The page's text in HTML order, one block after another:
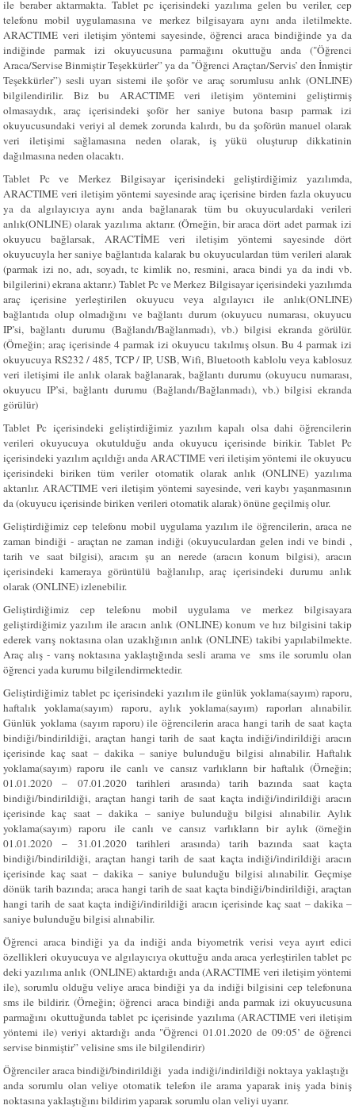
ile beraber aktarmakta. Tablet pc içerisindeki yazılıma gelen bu veriler, cep
telefonu mobil uygulamasına ve merkez bilgisayara aynı anda iletilmekte.
ARACTIME veri iletişim yöntemi sayesinde, öğrenci araca bindiğinde ya da
indiğinde parmak izi okuyucusuna parmağını okuttuğu anda ("Öğrenci
Araca/Servise Binmiştir Teşekkürler” ya da "Öğrenci Araçtan/Servis’ den İnmiştir
Teşekkürler”) sesli uyarı sistemi ile şoför ve araç sorumlusu anlık (ONLINE)
bilgilendirilir. Biz bu ARACTIME veri iletişim yöntemini geliştirmiş
olmasaydık, araç içerisindeki şoför her saniye butona basıp parmak izi
okuyucusundaki veriyi al demek zorunda kalırdı, bu da şoförün manuel olarak
veri iletişimi sağlamasına neden olarak, iş yükü oluşturup dikkatinin
dağılmasına neden olacaktı.
Tablet Pc ve Merkez Bilgisayar içerisindeki geliştirdiğimiz yazılımda,
ARACTIME veri iletişim yöntemi sayesinde araç içerisine birden fazla okuyucu
ya da algılayıcıya aynı anda bağlanarak tüm bu okuyuculardaki verileri
anlık(ONLINE) olarak yazılıma aktarır. (Örneğin, bir araca dört adet parmak izi
okuyucu bağlarsak, ARACTİME veri iletişim yöntemi sayesinde dört
okuyucuyla her saniye bağlantıda kalarak bu okuyuculardan tüm verileri alarak
(parmak izi no, adı, soyadı, tc kimlik no, resmini, araca bindi ya da indi vb.
bilgilerini) ekrana aktarır.) Tablet Pc ve Merkez Bilgisayar içerisindeki yazılımda
araç içerisine yerleştirilen okuyucu veya algılayıcı ile anlık(ONLINE)
bağlantıda olup olmadığını ve bağlantı durum (okuyucu numarası, okuyucu
IP’si, bağlantı durumu (Bağlandı/Bağlanmadı), vb.) bilgisi ekranda görülür.
(Örneğin; araç içerisinde 4 parmak izi okuyucu takılmış olsun. Bu 4 parmak izi
okuyucuya RS232 / 485, TCP / IP, USB, Wifi, Bluetooth kablolu veya kablosuz
veri iletişimi ile anlık olarak bağlanarak, bağlantı durumu (okuyucu numarası,
okuyucu IP’si, bağlantı durumu (Bağlandı/Bağlanmadı), vb.) bilgisi ekranda
görülür)
Tablet Pc içerisindeki geliştirdiğimiz yazılım kapalı olsa dahi öğrencilerin
verileri okuyucuya okutulduğu anda okuyucu içerisinde birikir. Tablet Pc
içerisindeki yazılım açıldığı anda ARACTIME veri iletişim yöntemi ile okuyucu
içerisindeki biriken tüm veriler otomatik olarak anlık (ONLINE) yazılıma
aktarılır. ARACTIME veri iletişim yöntemi sayesinde, veri kaybı yaşanmasının
da (okuyucu içerisinde biriken verileri otomatik alarak) önüne geçilmiş olur.
Geliştirdiğimiz cep telefonu mobil uygulama yazılım ile öğrencilerin, araca ne
zaman bindiği - araçtan ne zaman indiği (okuyuculardan gelen indi ve bindi ,
tarih ve saat bilgisi), aracım şu an nerede (aracın konum bilgisi), aracın
içerisindeki kameraya görüntülü bağlanılıp, araç içerisindeki durumu anlık
olarak (ONLINE) izlenebilir.
Geliştirdiğimiz cep telefonu mobil uygulama ve merkez bilgisayara
geliştirdiğimiz yazılım ile aracın anlık (ONLINE) konum ve hız bilgisini takip
ederek varış noktasına olan uzaklığının anlık (ONLINE) takibi yapılabilmekte.
Araç alış - varış noktasına yaklaştığında sesli arama ve sms ile sorumlu olan
öğrenci yada kurumu bilgilendirmektedir.
Geliştirdiğimiz tablet pc içerisindeki yazılım ile günlük yoklama(sayım) raporu,
haftalık yoklama(sayım) raporu, aylık yoklama(sayım) raporları alınabilir.
Günlük yoklama (sayım raporu) ile öğrencilerin araca hangi tarih de saat kaçta
bindiği/bindirildiği, araçtan hangi tarih de saat kaçta indiği/indirildiği aracın
içerisinde kaç saat – dakika – saniye bulunduğu bilgisi alınabilir. Haftalık
yoklama(sayım) raporu ile canlı ve cansız varlıkların bir haftalık (Örneğin;
01.01.2020 – 07.01.2020 tarihleri arasında) tarih bazında saat kaçta
bindiği/bindirildiği, araçtan hangi tarih de saat kaçta indiği/indirildiği aracın
içerisinde kaç saat – dakika – saniye bulunduğu bilgisi alınabilir. Aylık
yoklama(sayım) raporu ile canlı ve cansız varlıkların bir aylık (örneğin
01.01.2020 – 31.01.2020 tarihleri arasında) tarih bazında saat kaçta
bindiği/bindirildiği, araçtan hangi tarih de saat kaçta indiği/indirildiği aracın
içerisinde kaç saat – dakika – saniye bulunduğu bilgisi alınabilir. Geçmişe
dönük tarih bazında; araca hangi tarih de saat kaçta bindiği/bindirildiği, araçtan
hangi tarih de saat kaçta indiği/indirildiği aracın içerisinde kaç saat – dakika –
saniye bulunduğu bilgisi alınabilir.
Öğrenci araca bindiği ya da indiği anda biyometrik verisi veya ayırt edici
özellikleri okuyucuya ve algılayıcıya okuttuğu anda araca yerleştirilen tablet pc
deki yazılıma anlık (ONLINE) aktardığı anda (ARACTIME veri iletişim yöntemi
ile), sorumlu olduğu veliye araca bindiği ya da indiği bilgisini cep telefonuna
sms ile bildirir. (Örneğin; öğrenci araca bindiği anda parmak izi okuyucusuna
parmağını okuttuğunda tablet pc içerisinde yazılıma (ARACTIME veri iletişim
yöntemi ile) veriyi aktardığı anda "Öğrenci 01.01.2020 de 09:05’ de öğrenci
servise binmiştir” velisine sms ile bilgilendirir)
Öğrenciler araca bindiği/bindirildiği yada indiği/indirildiği noktaya yaklaştığı
anda sorumlu olan veliye otomatik telefon ile arama yaparak iniş yada biniş
noktasına yaklaştığını bildirim yaparak sorumlu olan veliyi uyarır.